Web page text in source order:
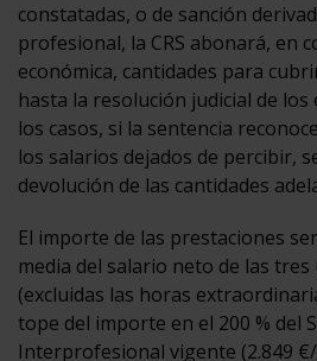
constatadas, o de sanción
profesional, la CRS abonará, en
económica, cantidades para
hasta la resolución judicial de los
los casos, si la sentencia
los salarios dejados de percibir,
devolución de las cantidades
El importe de las prestaciones
media del salario neto de las
(excluidas las horas
tope del importe en el 200 % del
Interprofesional vigente (2.849